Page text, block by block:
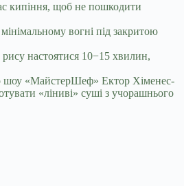
кипіння, щоб не пошкодити
вогні під закритою
настоятися 10−15 хвилин,
шоу «МайстерШеф» Ектор Хіменес-
«ліниві» суші з учорашнього